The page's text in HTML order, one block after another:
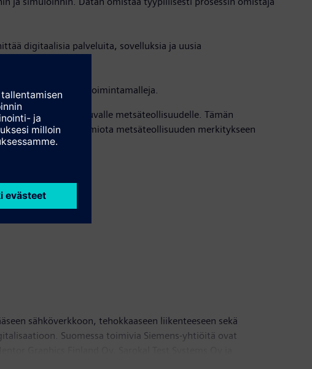
digitaalisia palveluita, sovelluksia ja uusia
muuttaa liiketoimintamalleja.
digitalisoituvalle metsäteollisuudelle. Tämän
kiinnittää huomiota metsäteollisuuden merkitykseen
sähköverkkoon, tehokkaaseen liikenteeseen sekä
Suomessa toimivia Siemens-yhtiöitä ovat
VIBECO-tytäryhtiö Suomessa sekä aluekonttorit